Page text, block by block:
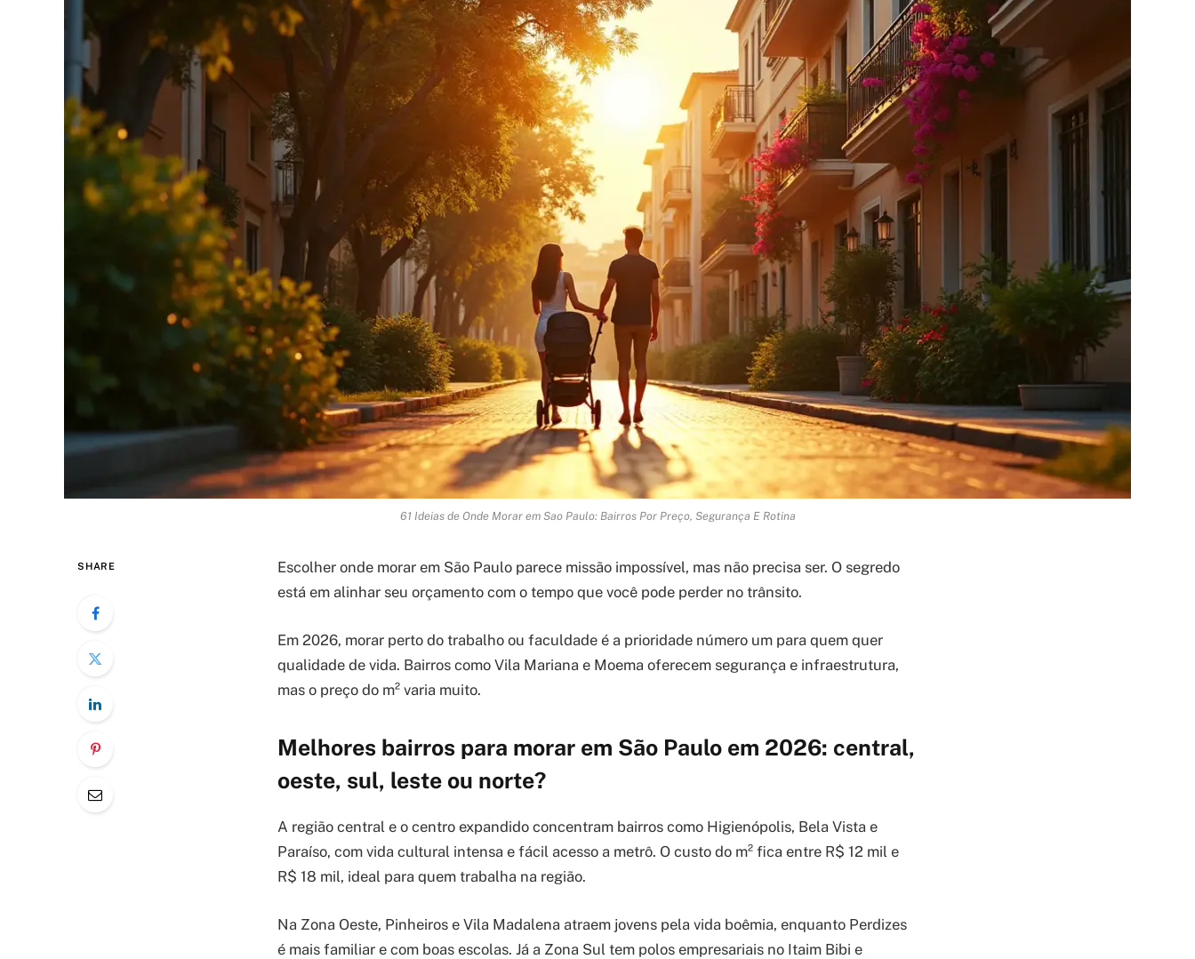
61 Ideias de Onde Morar em Sao Paulo: Bairros Por Preço, Segurança E Rotina
SHARE
Escolher onde morar em São Paulo parece missão impossível, mas não precisa ser. O segredo
está em alinhar seu orçamento com o tempo que você pode perder no trânsito.
Em 2026, morar perto do trabalho ou faculdade é a prioridade número um para quem quer
qualidade de vida. Bairros como Vila Mariana e Moema oferecem segurança e infraestrutura,
mas o preço do m² varia muito.
Melhores bairros para morar em São Paulo em 2026: central,
oeste, sul, leste ou norte?
A região central e o centro expandido concentram bairros como Higienópolis, Bela Vista e
Paraíso, com vida cultural intensa e fácil acesso a metrô. O custo do m² fica entre R$ 12 mil e
R$ 18 mil, ideal para quem trabalha na região.
Na Zona Oeste, Pinheiros e Vila Madalena atraem jovens pela vida boêmia, enquanto Perdizes
é mais familiar e com boas escolas. Já a Zona Sul tem polos empresariais no Itaim Bibi e